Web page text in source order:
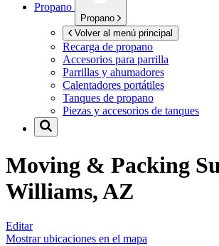
Propano
Propano
Volver al menú principal
Recarga de propano
Accesorios para parrilla
Parrillas y ahumadores
Calentadores portátiles
Tanques de propano
Piezas y accesorios de tanques
Moving & Packing
Williams, AZ
Editar
Mostrar ubicaciones en el mapa